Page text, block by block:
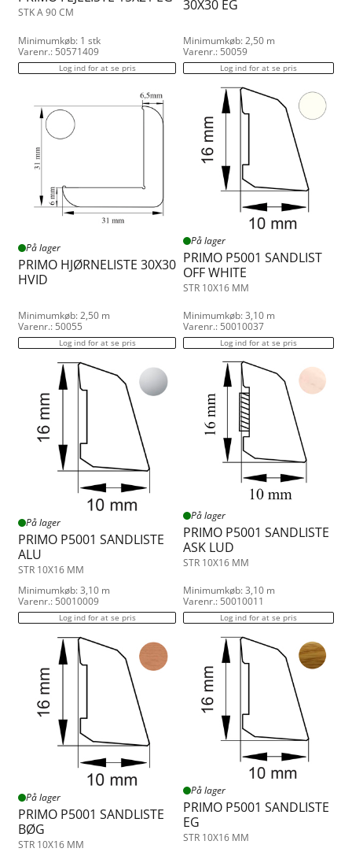
STK A 90 CM
Minimumkøb: 1 stk
Varenr.: 50571409
Log ind for at se pris
30X30 EG
Minimumkøb: 2,50 m
Varenr.: 50059
Log ind for at se pris
På lager
PRIMO HJØRNELISTE 30X30
HVID
Minimumkøb: 2,50 m
Varenr.: 50055
Log ind for at se pris
På lager
PRIMO P5001 SANDLIST
OFF WHITE
STR 10X16 MM
Minimumkøb: 3,10 m
Varenr.: 50010037
Log ind for at se pris
På lager
PRIMO P5001 SANDLISTE
ALU
STR 10X16 MM
Minimumkøb: 3,10 m
Varenr.: 50010009
Log ind for at se pris
På lager
PRIMO P5001 SANDLISTE
ASK LUD
STR 10X16 MM
Minimumkøb: 3,10 m
Varenr.: 50010011
Log ind for at se pris
På lager
PRIMO P5001 SANDLISTE
BØG
STR 10X16 MM
På lager
PRIMO P5001 SANDLISTE
EG
STR 10X16 MM